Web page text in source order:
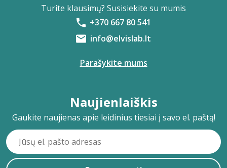
Turite klausimų? Susisiekite su mumis
+370 667 80 541
info@elvislab.lt
Parašykite mums
Naujienlaiškis
Gaukite naujienas apie leidinius tiesiai į savo el. paštą!